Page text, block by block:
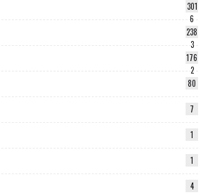
301
6
238
3
176
2
80
7
1
1
4